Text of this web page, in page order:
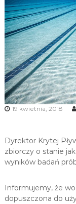
19 kwietnia, 2018
Dyrektor Krytej
zbiorczy o stanie
wyników badań
Informujemy, że
dopuszczona do